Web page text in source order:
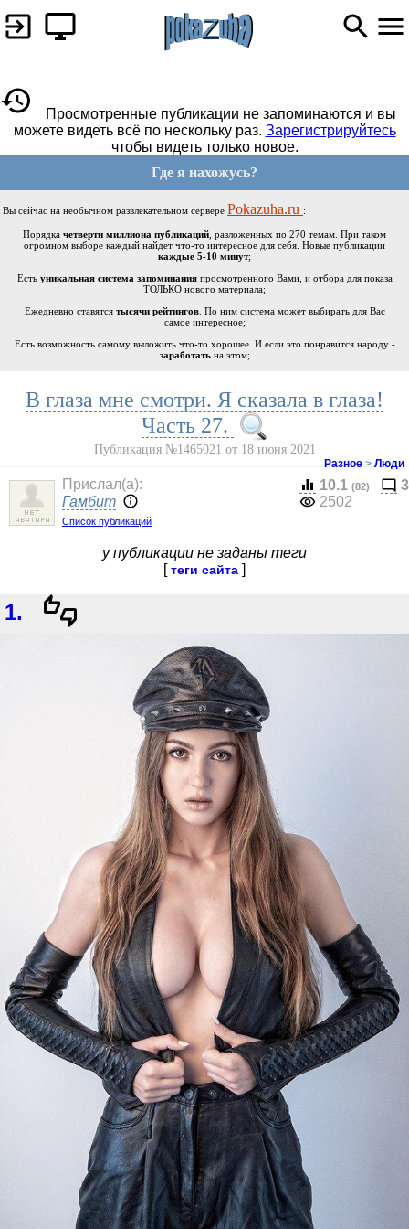
Просмотренные публикации не запоминаются и вы
можете видеть всё по нескольку раз. Зарегистрируйтесь
чтобы видеть только новое.
Где я нахожусь?
Вы сейчас на необычном развлекательном сервере Pokazuha.ru :
Порядка четверти миллиона публикаций , разложенных по 270 темам. При таком
огромном выборе каждый найдет что-то интересное для себя. Новые публикации
каждые 5-10 минут;
Есть уникальная система запоминания просмотренного Вами, и отбора для показа
ТОЛЬКО нового материала;
Ежедневно ставятся тысячи рейтингов. По ним система может выбирать для Вас
самое интересное;
Есть возможность самому выложить что-то хорошее. И если это понравится народу -
заработатьна этом;
В глаза мне смотри. Я сказала в глаза!
Часть 27.
Публикация №1465021 от 18 июня 2021
Разное > Люди
Прислал(a):
Гамбит
Список публикаций
10.1 (82)
3
2502
у публикации не заданы теги
[теги сайта ]
1.